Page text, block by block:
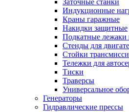
Заточные станки
Индукционные
Краны гаражные
Накидки защитные
Подкатные лежаки
Стенды для
Стойки
Тележки для
Тиски
Траверсы
Универсальное
Генераторы
Гидравлические прессы